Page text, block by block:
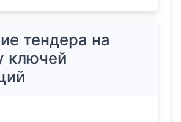
тендера на
ключей